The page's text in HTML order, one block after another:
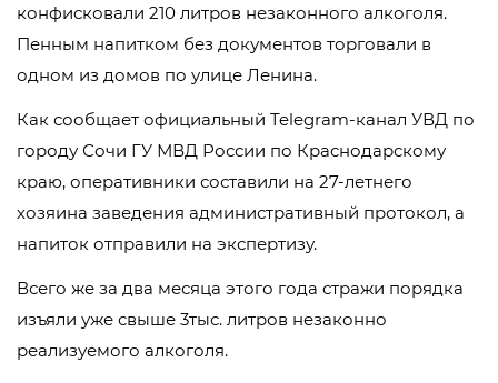
конфисковали 210 литров незаконного алкоголя.
Пенным напитком без документов торговали в
одном из домов по улице Ленина.
Как сообщает официальный Telegram-канал УВД по
городу Сочи ГУ МВД России по Краснодарскому
краю, оперативники составили на 27-летнего
хозяина заведения административный протокол, а
напиток отправили на экспертизу.
Всего же за два месяца этого года стражи порядка
изъяли уже свыше 3тыс. литров незаконно
реализуемого алкоголя.